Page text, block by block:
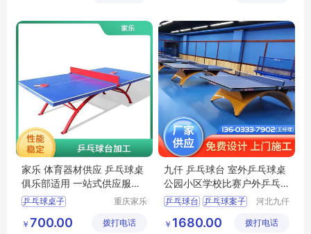
家乐 体育器材供应 乒乓球桌
俱乐部适用 一站式供应服务
欢迎选购
乒乓球桌子
阳江折叠乒乓球台
重庆家乐
有限公司
￥ 700.00 拨打电话
九仟 乒乓球台 室外乒乓球桌
公园小区学校比赛户外乒乓
球案子 可定制
乒乓球台 乒乓球案子
河北九仟
制造有限
￥ 1680.00 拨打电话